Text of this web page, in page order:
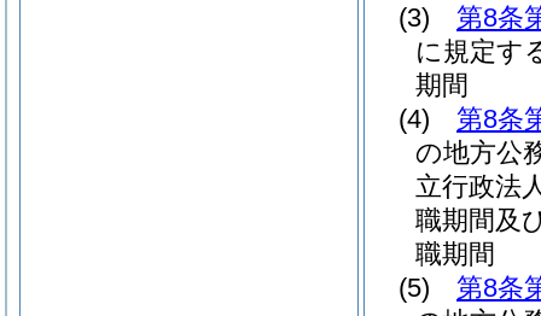
(3)
第8条
に規定す
期間
(4)
第8条
の地方公
立行政法
職期間及
職期間
(5)
第8条